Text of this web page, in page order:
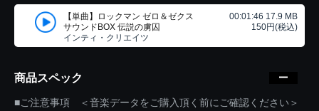
【単曲】ロックマン ゼロ＆ゼクス
サウンドBOX 伝説の虜囚
インティ・クリエイツ
00:01:46 17.9 MB
150円(税込)
商品スペック
■ご注意事項 ＜音楽データをご購入頂く前にご確認ください＞